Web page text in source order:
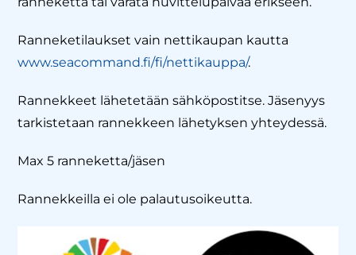
Ranneketilaukset vain nettikaupan kautta
www.seacommand.fi/fi/nettikauppa/.
Rannekkeet lähetetään sähköpostitse. Jäsenyys
tarkistetaan rannekkeen lähetyksen yhteydessä.
Max 5 ranneketta/jäsen
Rannekkeilla ei ole palautusoikeutta.